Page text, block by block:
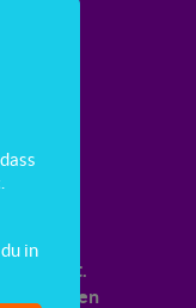
Massen
in